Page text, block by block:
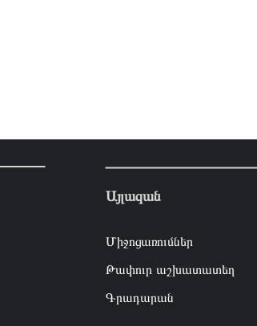
Այլազան
Միջոցառումներ
Թափուր աշխատատեղ
Գրադարան